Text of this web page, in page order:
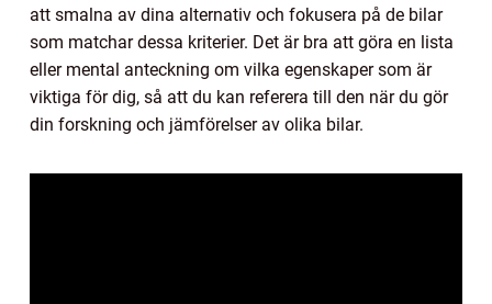
att smalna av dina alternativ och fokusera på de bilar
som matchar dessa kriterier. Det är bra att göra en lista
eller mental anteckning om vilka egenskaper som är
viktiga för dig, så att du kan referera till den när du gör
din forskning och jämförelser av olika bilar.